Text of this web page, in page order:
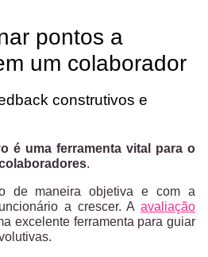
pontos a
um colaborador
construtivos e
é uma ferramenta vital para o
.
de maneira objetiva e com a
a crescer. A avaliação
excelente ferramenta para guiar